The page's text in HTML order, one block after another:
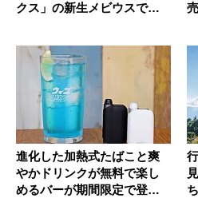
クス」の新生メビウスで気
進化した加熱式たばこと爽
やかドリンクが無料で楽し
めるバーが期間限定で登